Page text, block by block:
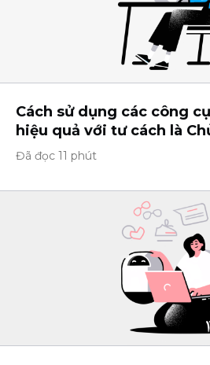
Cách sử dụng các công
hiệu quả với tư cách là
Đã đọc 11 phút